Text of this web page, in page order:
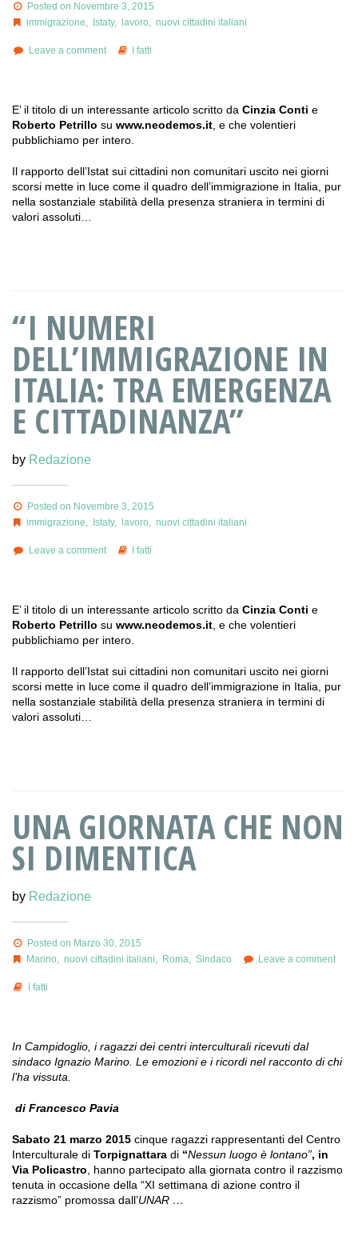
Posted on Novembre 3, 2015
immigrazione, Istaty, lavoro, nuovi cittadini italiani
Leave a comment I fatti
E’ il titolo di un interessante articolo scritto da Cinzia Conti e
Roberto Petrillo su www.neodemos.it , e che volentieri
pubblichiamo per intero.
Il rapporto dell’Istat sui cittadini non comunitari uscito nei giorni
scorsi mette in luce come il quadro dell’immigrazione in Italia, pur
nella sostanziale stabilità della presenza straniera in termini di
valori assoluti…
“I NUMERI
DELL’IMMIGRAZIONE IN
ITALIA: TRA EMERGENZA
E CITTADINANZA”
by Redazione
Posted on Novembre 3, 2015
immigrazione
Istaty, lavoro nuovi cittadini italiani
Leave a comment I fatti
E’ il titolo di un interessante articolo scritto da Cinzia Conti e
Roberto Petrillo su www.neodemos.it , e che volentieri
pubblichiamo per intero.
Il rapporto dell’Istat sui cittadini non comunitari uscito nei giorni
scorsi mette in luce come il quadro dell’immigrazione in Italia, pur
nella sostanziale stabilità della presenza straniera in termini di
valori assoluti…
UNA GIORNATA CHE NON
SI DIMENTICA
by Redazione
Posted on Marzo 30, 2015
Marino, nuovi cittadini italiani, Roma, Sindaco Leave a comment
I fatti
In Campidoglio, i ragazzi dei centri interculturali ricevuti dal
sindaco Ignazio Marino. Le emozioni e i ricordi nel racconto di chi
l’ha vissuta.
di Francesco Pavia
Sabato 21 marzo 2015 cinque ragazzi rappresentanti del Centro
Interculturale di Torpignattara di “Nessun luogo è lontano”, in
Via Policastro , hanno partecipato alla giornata contro il razzismo
tenuta in occasione della “XI settimana di azione contro il
razzismo” promossa dall’UNAR …